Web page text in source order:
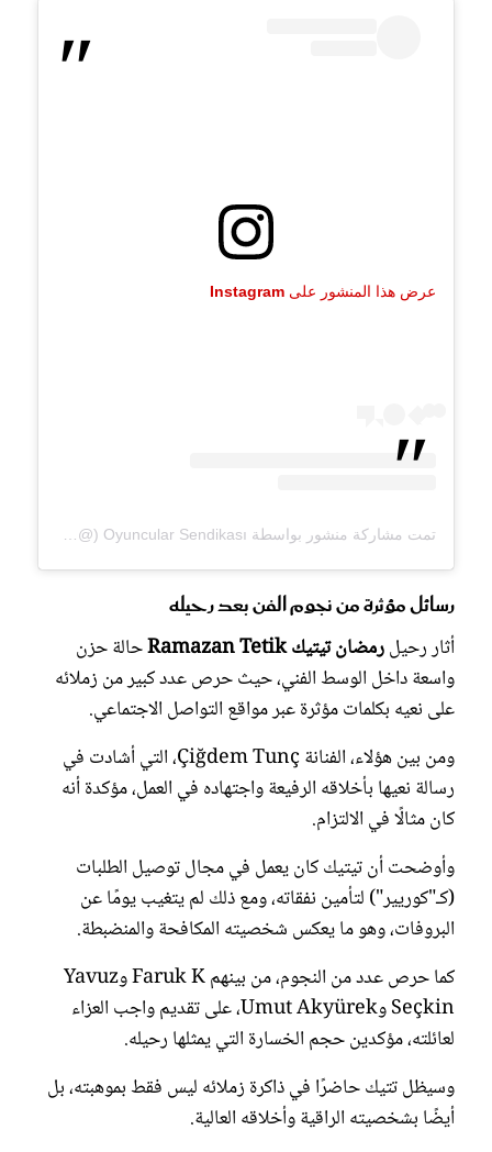
عرض هذا المنشور على Instagram
تمت مشاركة منشور بواسطة ‏Oyuncular Sendikası‏ (@‏oyuncusendika‏)
رسائل مؤثرة من نجوم الفن بعد رحيله
أثار رحيلرمضان تيتيك Ramazan Tetik
حالة حزن
واسعة داخل الوسط الفني، حيث حرص عدد كبير من زملائه
على نعيه بكلمات مؤثرة عبر مواقع التواصل الاجتماعي.
ومن بين هؤلاء، الفنانة Çiğdem Tunç، التي أشادت في
رسالة نعيها بأخلاقه الرفيعة واجتهاده في العمل، مؤكدة أنه
كان مثالًا في الالتزام.
وأوضحت أن تيتيك كان يعمل في مجال توصيل الطلبات
(كـ"كوريير") لتأمين نفقاته، ومع ذلك لم يتغيب يومًا عن
البروفات، وهو ما يعكس شخصيته المكافحة والمنضبطة.
كما حرص عدد من النجوم، من بينهم Faruk K وYavuz
Seçkin وUmut Akyürek، على تقديم واجب العزاء
لعائلته، مؤكدين حجم الخسارة التي يمثلها رحيله.
وسيظل تتيك حاضرًا في ذاكرة زملائه ليس فقط بموهبته، بل
أيضًا بشخصيته الراقية وأخلاقه العالية.